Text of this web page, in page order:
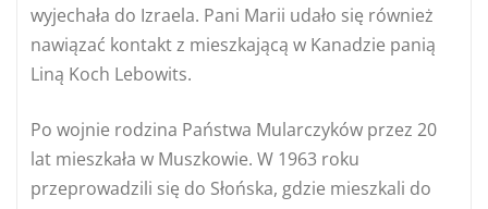
wyjechała do Izraela. Pani Marii udało się również
nawiązać kontakt z mieszkającą w Kanadzie panią
Liną Koch Lebowits.
Po wojnie rodzina Państwa Mularczyków przez 20
lat mieszkała w Muszkowie. W 1963 roku
przeprowadzili się do Słońska, gdzie mieszkali do